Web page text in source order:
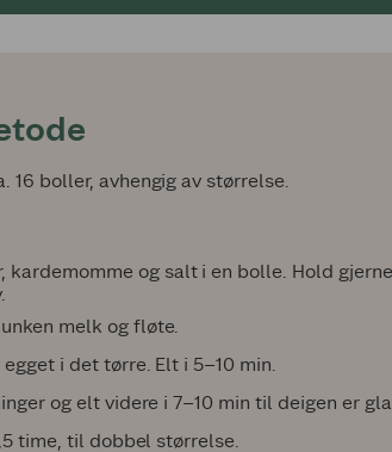
16 boller, avhengig av størrelse.
kardemomme og salt i en bolle. Hold
melk og fløte.
i det tørre. Elt i 5–10 min.
og elt videre i 7–10 min til deigen er
time, til dobbel størrelse.